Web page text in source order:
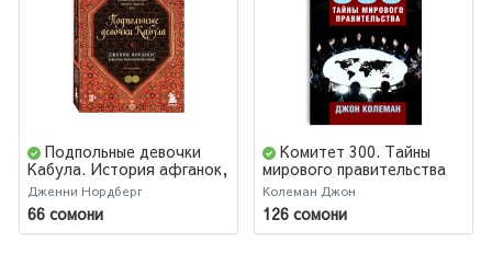
Подпольные девочки
Кабула. История афганок,
которые живут в мужском
обличье. 2-е издание
Дженни Нордберг
66 сомони
Комитет 300. Тайны
мирового правительства
Колеман Джон
126 сомони